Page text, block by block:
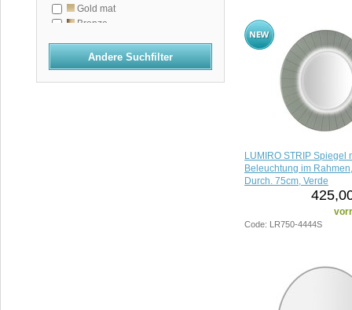
Gold mat
Bronze
Grau
Silber
Blau
Andere Suchfilter
LUMIRO STRIP Spiegel
Beleuchtung im
Durch. 75cm, Verde
Code: LR750-4444S